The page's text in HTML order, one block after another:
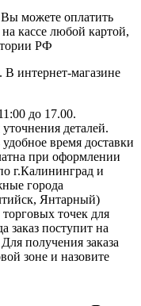
можете оплатить
кассе любой картой,
РФ
В интернет-магазине
до 17.00.
деталей.
время доставки
при оформлении
г.Калининград и
города
Янтарный)
точек для
заказ поступит на
получения заказа
зоне и назовите